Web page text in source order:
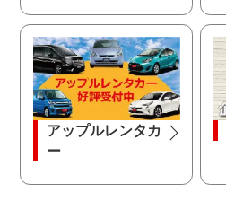
アップルレンタカ
ー